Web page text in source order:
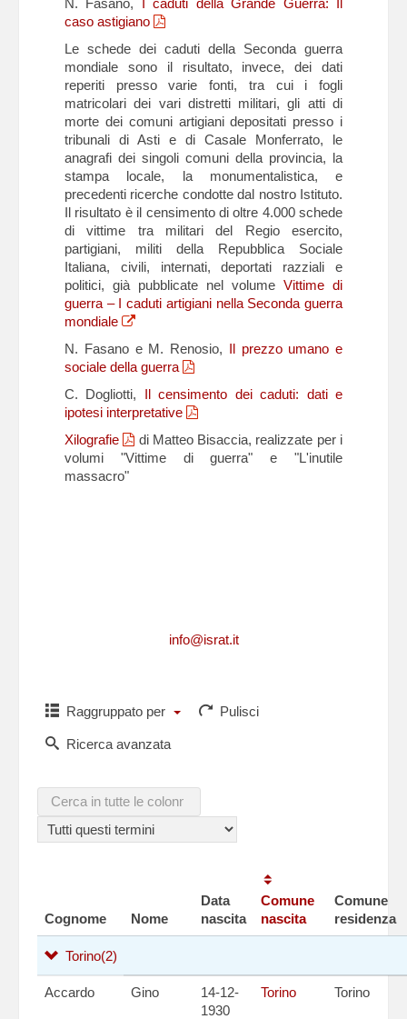
N. Fasano,
I caduti della Grande Guerra: Il
caso astigiano
Le schede dei caduti della Seconda guerra
mondiale sono il risultato, invece, dei dati
reperiti presso varie fonti, tra cui i fogli
matricolari dei vari distretti militari, gli atti di
morte dei comuni artigiani depositati presso i
tribunali di Asti e di Casale Monferrato, le
anagrafi dei singoli comuni della provincia, la
stampa locale, la monumentalistica, e
precedenti ricerche condotte dal nostro Istituto.
Il risultato è il censimento di oltre 4.000 schede
di vittime tra militari del Regio esercito,
partigiani, militi della Repubblica Sociale
Italiana, civili, internati, deportati razziali e
politici, già pubblicate nel volume Vittime di
guerra – I caduti artigiani nella Seconda guerra
mondiale
N. Fasano e M. Renosio, Il prezzo umano e
sociale della guerra
C. Dogliotti, Il censimento dei caduti: dati e
ipotesi interpretative
Xilografie
di Matteo Bisaccia, realizzate per i
volumi "Vittime di guerra" e "L'inutile
massacro"
info@israt.it
Raggruppato per Pulisci
Ricerca avanzata
Cognome Nome
Data
nascita
Comune
nascita
Comune
residenza
Torino(2)
Accardo Gino
14-12-
1930
Torino Torino